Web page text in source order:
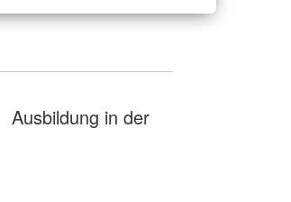
Ausbildung in der